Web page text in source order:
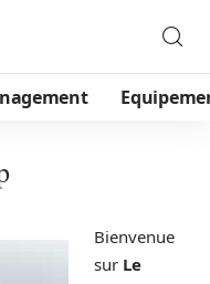
Bienvenue
sur Le